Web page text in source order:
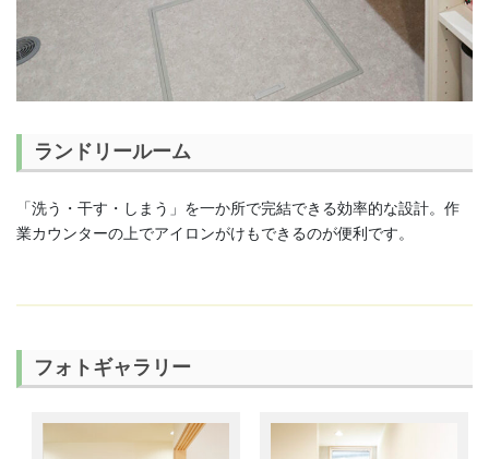
ランドリールーム
「洗う・干す・しまう」を一か所で完結できる効率的な設計。作
業カウンターの上でアイロンがけもできるのが便利です。
フォトギャラリー